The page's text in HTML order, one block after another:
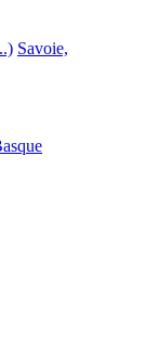
Savoie,